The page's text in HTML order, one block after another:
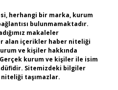
herhangi bir marka, kurum
bulunmamaktadır.
makaleler
alan içerikler haber niteliği
ve kişiler hakkında
kurum ve kişiler ile isim
Sitemizdeki bilgiler
taşımazlar.